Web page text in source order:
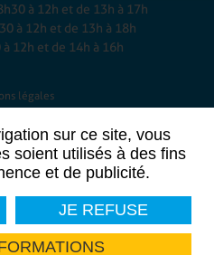
à 12h et de 13h à 17h
à 12h et de 13h à 18h
12h et de 14h à 16h
légales
du site
personnelles
publics
sur ce site, vous
soient utilisés à des fins
et de publicité.
JE REFUSE